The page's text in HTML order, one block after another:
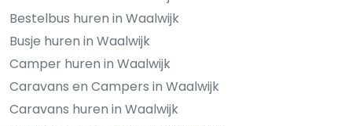
Bestelbus huren in Waalwijk
Busje huren in Waalwijk
Camper huren in Waalwijk
Caravans en Campers in Waalwijk
Caravans huren in Waalwijk